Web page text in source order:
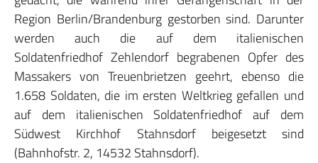
Region Berlin/Brandenburg gestorben sind. Darunter
werden auch die auf dem italienischen
Soldatenfriedhof Zehlendorf begrabenen Opfer des
Massakers von Treuenbrietzen geehrt, ebenso die
1.658 Soldaten, die im ersten Weltkrieg gefallen und
auf dem italienischen Soldatenfriedhof auf dem
Südwest Kirchhof Stahnsdorf beigesetzt sind
(Bahnhofstr. 2, 14532 Stahnsdorf).